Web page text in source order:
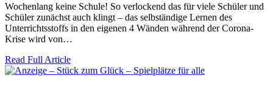
Wochenlang keine Schule! So verlockend das für viele Schüler und
Schüler zunächst auch klingt – das selbständige Lernen des
Unterrichtsstoffs in den eigenen 4 Wänden während der Corona-
Krise wird von…
Read Full Article